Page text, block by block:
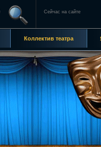
Сейчас на сайте
Коллектив театра